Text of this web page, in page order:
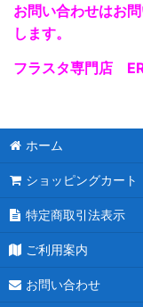
お問い合わせはお
します。
フラスタ専門店
ホーム
ショッピングカート
特定商取引法表示
ご利用案内
お問い合わせ